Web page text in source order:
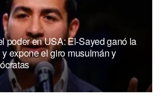
poder en USA: El-Sayed ganó la
expone el giro musulmán y